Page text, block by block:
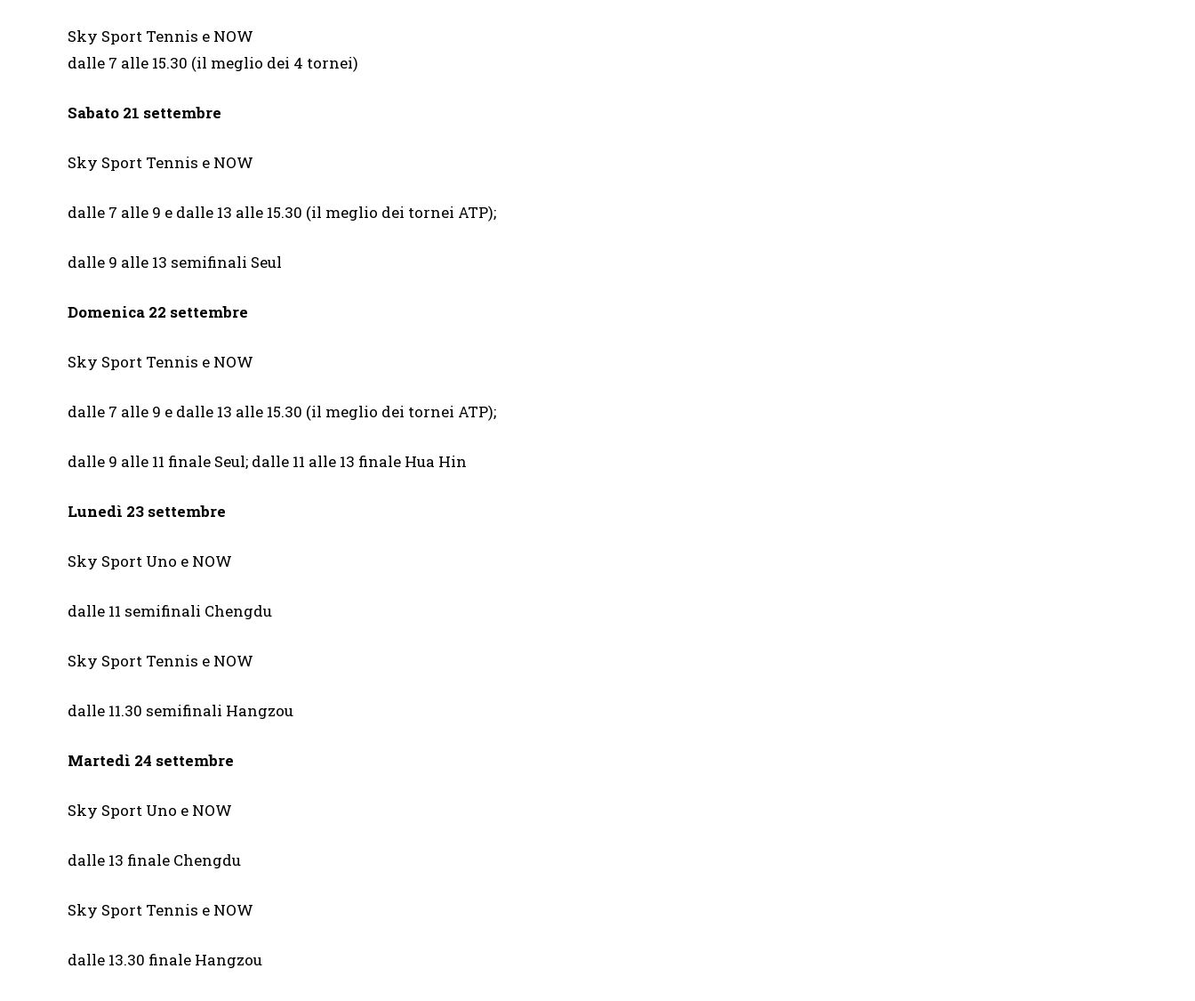
Sky Sport Tennis e NOW
dalle 7 alle 15.30 (il meglio dei 4 tornei)
Sabato 21 settembre
Sky Sport Tennis e NOW
dalle 7 alle 9 e dalle 13 alle 15.30 (il meglio dei tornei ATP);
dalle 9 alle 13 semifinali Seul
Domenica 22 settembre
Sky Sport Tennis e NOW
dalle 7 alle 9 e dalle 13 alle 15.30 (il meglio dei tornei ATP);
dalle 9 alle 11 finale Seul; dalle 11 alle 13 finale Hua Hin
Lunedì 23 settembre
Sky Sport Uno e NOW
dalle 11 semifinali Chengdu
Sky Sport Tennis e NOW
dalle 11.30 semifinali Hangzou
Martedì 24 settembre
Sky Sport Uno e NOW
dalle 13 finale Chengdu
Sky Sport Tennis e NOW
dalle 13.30 finale Hangzou